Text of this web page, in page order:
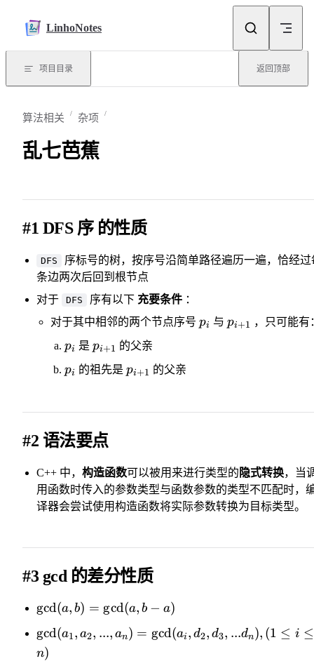
LinhoNotes
项目目录 返回顶部
算法相关 杂项
乱七芭蕉
#1 DFS 序 的性质
DFS
序标号的树，按序号沿简单路径遍历一遍，恰经过
条边两次后回到根节点
对于
DFS 序有以下 充要条件 ：
对于其中相邻的两个节点序号 pi 与 pi+1 ，只可能有
pi 是 pi+1 的父亲
pi 的祖先是 pi+1 的父亲
#2 语法要点
C++ 中， 构造函数可以被用来进行类型的 隐式转换，当
用函数时传入的参数类型与函数参数的类型不匹配时，
译器会尝试使用构造函数将实际参数转换为目标类型。
#3 gcd 的差分性质
gcd(a, b) = gcd(a, b − a)
gcd(a1, a2, ..., an) = gcd(ai , d2, d3, ...dn), (1 ≤ i ≤
n)